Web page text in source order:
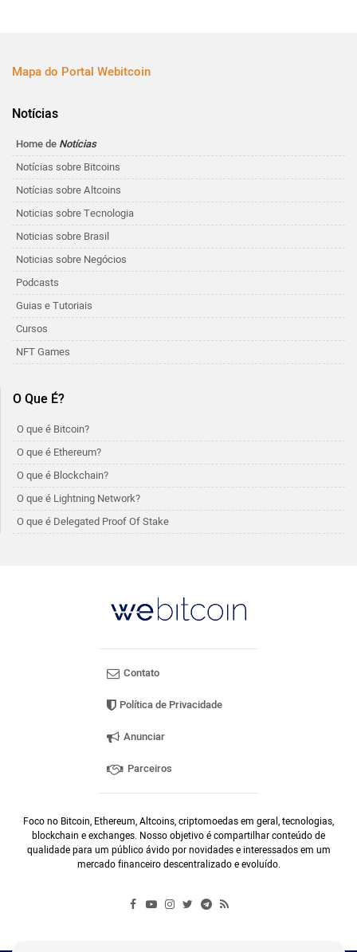
Mapa do Portal Webitcoin
Notícias
Home de Notícias
Notícias sobre Bitcoins
Notícias sobre Altcoins
Noticias sobre Tecnologia
Noticias sobre Brasil
Noticias sobre Negócios
Podcasts
Guias e Tutoriais
Cursos
NFT Games
O Que É?
O que é Bitcoin?
O que é Ethereum?
O que é Blockchain?
O que é Lightning Network?
O que é Delegated Proof Of Stake
Contato
Política de Privacidade
Anunciar
Parceiros
Foco no Bitcoin, Ethereum, Altcoins, criptomoedas em geral, tecnologias,
blockchain e exchanges. Nosso objetivo é compartilhar conteúdo de
qualidade para um público ávido por novidades e interessados em um
mercado financeiro descentralizado e evoluído.